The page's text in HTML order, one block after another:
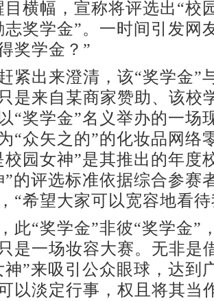
目横幅，宣称将评选出“校
志奖学金”。一时间引发网
奖学金？”
出来澄清，该“奖学金”
是来自某商家赞助、该校
“奖学金”名义举办的一场
“众矢之的”的化妆品网络
校园女神”是其推出的年度
”的评选标准依据综合参赛
“希望大家可以宽容地看
“奖学金”非彼“奖学金”
是一场妆容大赛。无非是
神”来吸引公众眼球，达到
以淡定行事，权且将其当